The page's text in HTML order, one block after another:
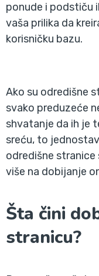
ponude i podstiču
vaša prilika da
korisničku bazu.
Ako su odredišne
svako preduzeće
shvatanje da ih je
sreću, to
odredišne
više na dobijanje
Šta čini
stranicu?